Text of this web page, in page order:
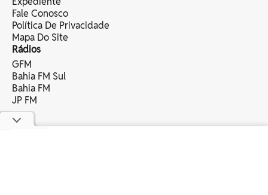
Fale Conosco
Política De Privacidade
Mapa Do Site
Rádios
GFM
Bahia FM Sul
Bahia FM
JP FM